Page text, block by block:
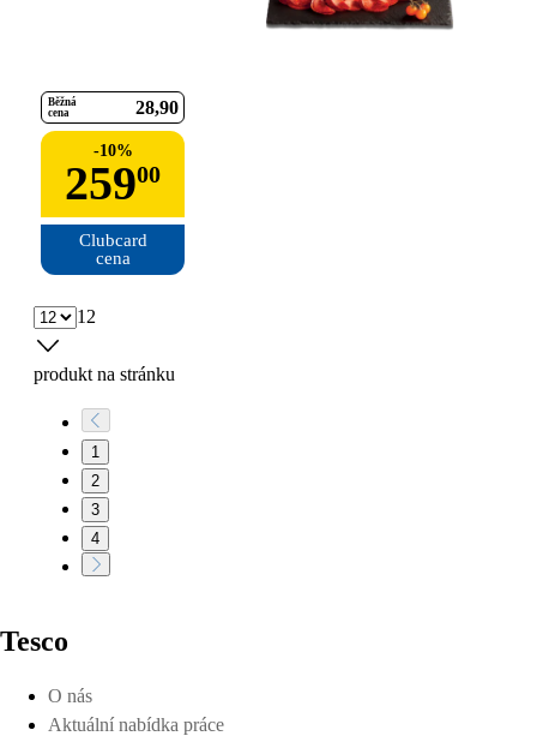
Běžná
cena
28 90
-10%
25900
Clubcard
cena
12
produkt na stránku
1
2
3
4
Tesco
O nás
Aktuální nabídka práce